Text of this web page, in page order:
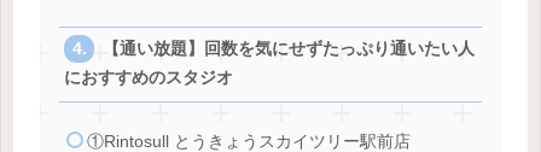
【通い放題】回数を気にせずたっぷり通いたい人
におすすめのスタジオ
①Rintosull とうきょうスカイツリー駅前店